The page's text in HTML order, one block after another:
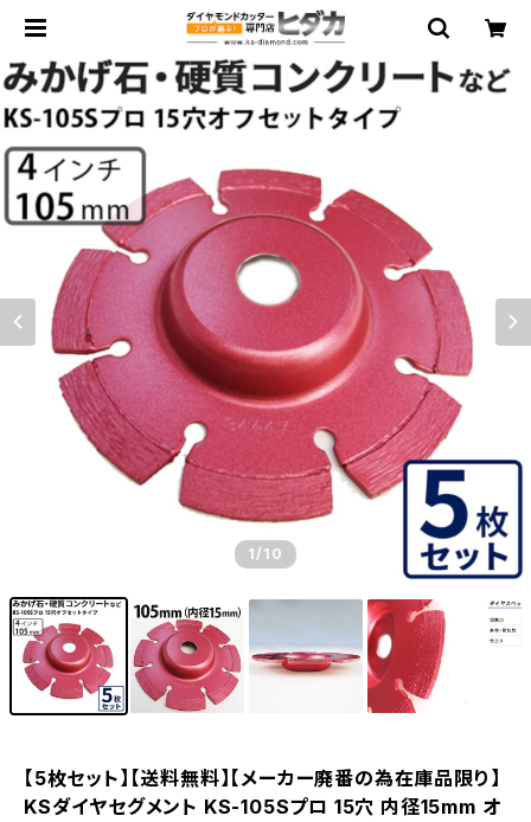
1 /10
【5枚セット】【送料無料】【メーカー廃番の為在庫品限り】
KSダイヤセグメント KS-105Sプロ 15穴 内径15mm オ